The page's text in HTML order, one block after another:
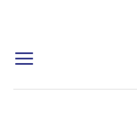
contenido